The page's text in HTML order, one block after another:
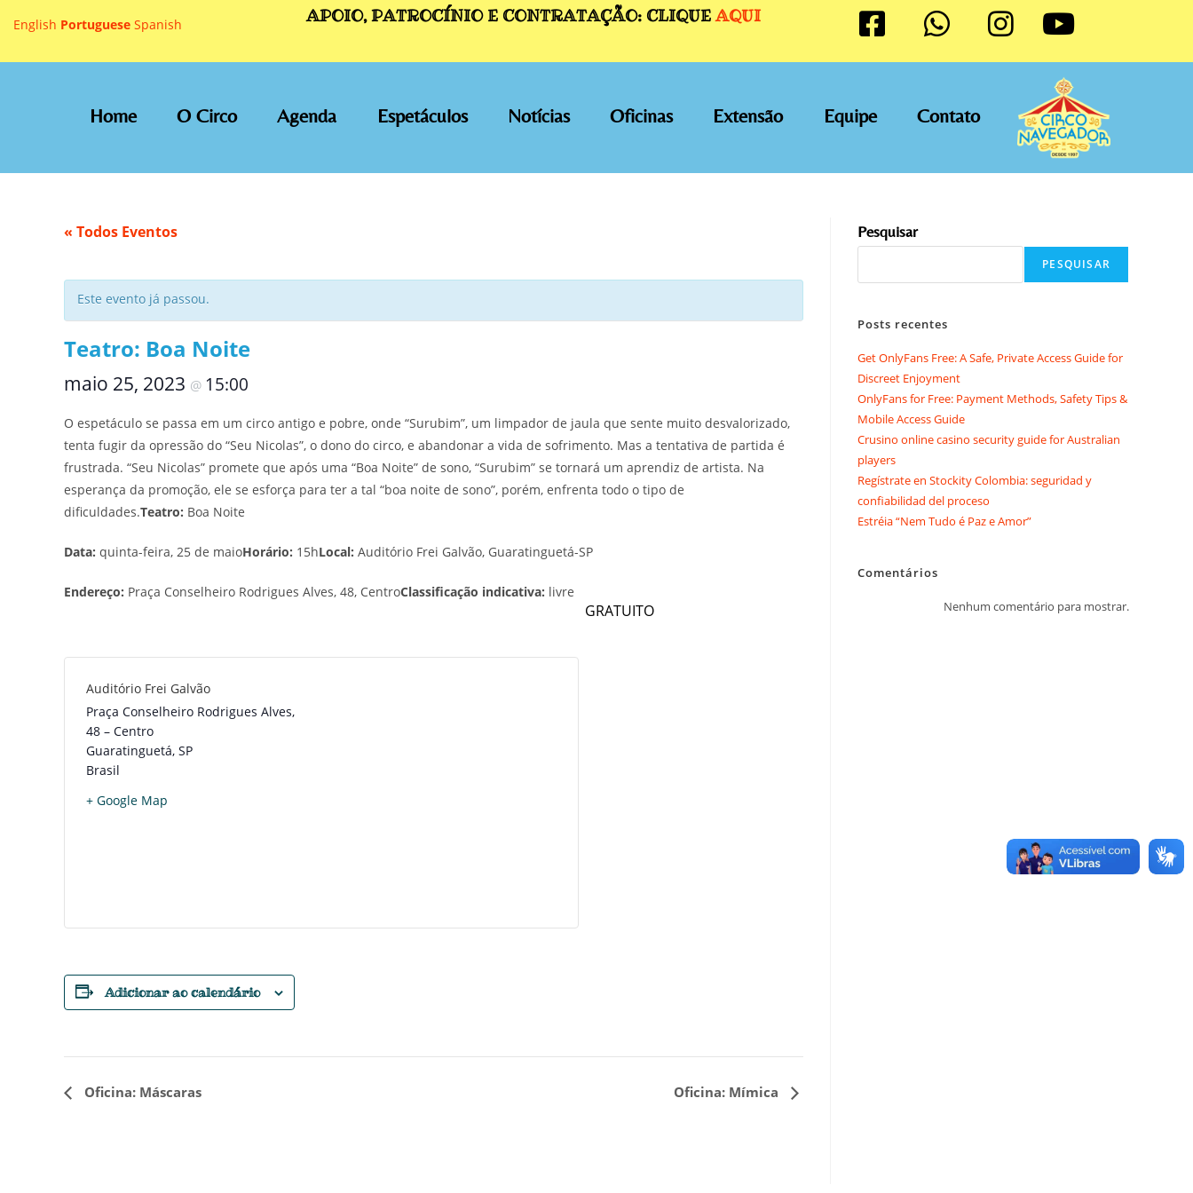
APOIO, PATROCÍNIO E CONTRATAÇÃO: CLIQUEAQUI
Home O Circo Agenda Espetáculos Notícias Oficinas Extensão Equipe Contato
« Todos Eventos
Este evento já passou.
Teatro: Boa Noite
maio 25, 2023 @ 15:00
O espetáculo se passa em um circo antigo e pobre, onde “Surubim”, um limpador de jaula que sente muito desvalorizado,
tenta fugir da opressão do “Seu Nicolas”, o dono do circo, e abandonar a vida de sofrimento. Mas a tentativa de partida é
frustrada. “Seu Nicolas” promete que após uma “Boa Noite” de sono, “Surubim” se tornará um aprendiz de artista. Na
esperança da promoção, ele se esforça para ter a tal “boa noite de sono”, porém, enfrenta todo o tipo de
dificuldades.Teatro: Boa Noite
Data: quinta-feira, 25 de maioHorário: 15hLocal: Auditório Frei Galvão, Guaratinguetá-SP
Endereço: Praça Conselheiro Rodrigues Alves, 48, CentroClassificação indicativa: livre
GRATUITO
Auditório Frei Galvão
Praça Conselheiro Rodrigues Alves,
48 – Centro
Guaratinguetá, SP
Brasil
+ Google Map
Adicionar ao calendário
E
Oficina: Máscaras Oficina: Mímica
Pesquisar
PESQUISAR
Posts recentes
Get OnlyFans Free: A Safe, Private Access Guide for
Discreet Enjoyment
OnlyFans for Free: Payment Methods, Safety Tips &
Mobile Access Guide
Crusino online casino security guide for Australian
players
Regístrate en Stockity Colombia: seguridad y
confiabilidad del proceso
Estréia “Nem Tudo é Paz e Amor”
Comentários
Nenhum comentário para mostrar.
English Portuguese Spanish